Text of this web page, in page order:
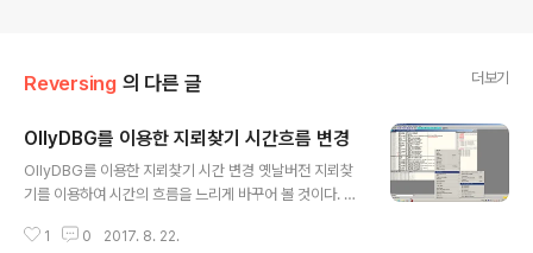
Reversing 의 다른 글 더보기
OllyDBG를 이용한 지뢰찾기 시간흐름 변경
OllyDBG를 이용한 지뢰찾기 시간 변경 옛날버전 지뢰찾
기를 이용하여 시간의 흐름을 느리게 바꾸어 볼 것이다. 우
램이 호출하는 모듈이나 함수등을 나열해준다. SetTimer
1 0 2017. 8. 22.